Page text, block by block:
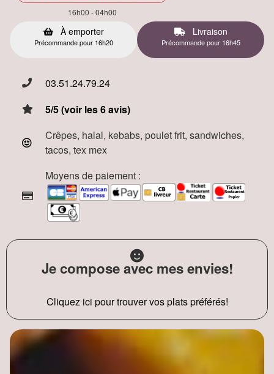
16h00 - 04h00
À emporter
Précommande pour 16h20
Livraison
Précommande pour 16h45
03.51.24.79.24
5/5 (voir les 6 avis)
Crêpes, halal, kebabs, poulet frit, sandwiches,
tacos, tex mex
Moyens de paiement :
Je compose avec mes envies!
Cliquez ici pour trouver vos plats préférés!